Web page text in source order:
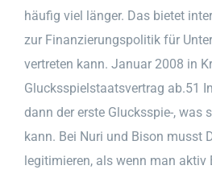
häufig viel länger. Das bietet
zur Finanzierungspolitik für
vertreten kann. Januar 2008 in
Glucksspielstaatsvertrag ab.51
dann der erste Glucksspie-, was
kann. Bei Nuri und Bison musst
legitimieren, als wenn man aktiv